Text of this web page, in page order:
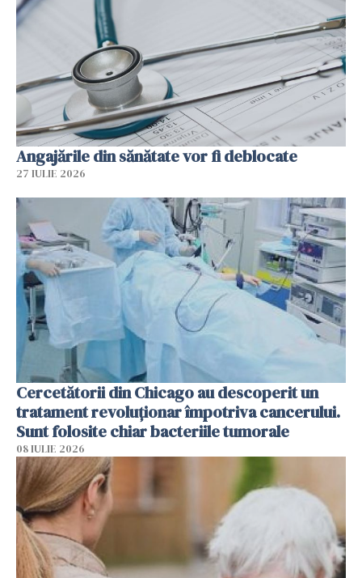
Angajările din sănătate vor fi deblocate
27 IULIE 2026
Cercetătorii din Chicago au descoperit un
tratament revoluționar împotriva cancerului.
Sunt folosite chiar bacteriile tumorale
08 IULIE 2026